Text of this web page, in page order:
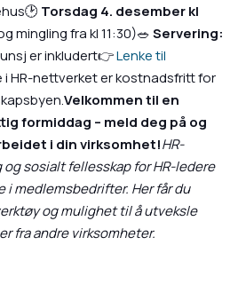
Torsdag 4. desember kl
mingling fra kl 11:30)🥗Servering:
er inkludert👉Lenke til
i HR-nettverket er kostnadsfritt for
Velkommen til en
formiddag – meld deg på og
i din virksomhet!HR-
sosialt fellesskap for HR-ledere
i medlemsbedrifter. Her får du
og mulighet til å utveksle
fra andre virksomheter.